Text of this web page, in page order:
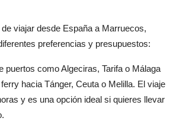
viajar desde España a Marruecos,
preferencias y presupuestos:
puertos como Algeciras, Tarifa o Málaga
hacia Tánger, Ceuta o Melilla. El viaje
y es una opción ideal si quieres llevar